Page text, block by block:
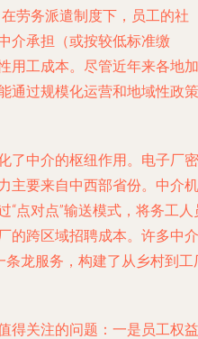
劳务派遣制度下，员工的社
介承担（或按较低标准缴
用工成本。尽管近年来各地加
通过规模化运营和地域性政策
了中介的枢纽作用。电子厂密
主要来自中西部省份。中介机
“点对点”输送模式，将务工人
的跨区域招聘成本。许多中介
条龙服务，构建了从乡村到工
得关注的问题：一是员工权益